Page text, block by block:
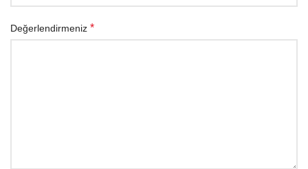
Değerlendirmeniz *